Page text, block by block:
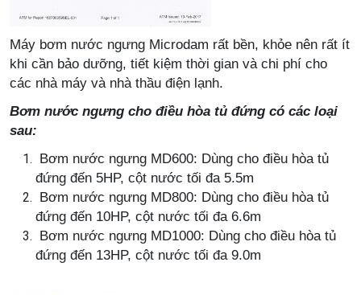
Máy bơm nước ngưng Microdam rất bền, khỏe nên rất ít
khi cần bảo dưỡng, tiết kiệm thời gian và chi phí cho
các nhà máy và nhà thầu điện lạnh.
Bơm nước ngưng cho điều hòa tủ đứng có các loại
sau:
Bơm nước ngưng MD600: Dùng cho điều hòa tủ
đứng đến 5HP, cột nước tối đa 5.5m
Bơm nước ngưng MD800: Dùng cho điều hòa tủ
đứng đến 10HP, cột nước tối đa 6.6m
Bơm nước ngưng MD1000: Dùng cho điều hòa tủ
đứng đến 13HP, cột nước tối đa 9.0m